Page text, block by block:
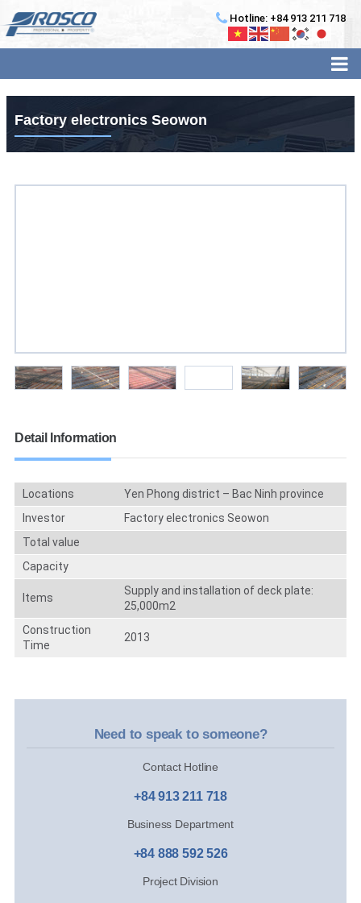
Hotline: +84 913 211 718
Factory electronics Seowon
Detail Information
Locations
Yen Phong district – Bac Ninh province
Investor
Factory electronics Seowon
Total value
Capacity
Items
Supply and installation of deck plate:
25,000m2
Construction
Time
2013
Need to speak to someone?
Contact Hotline
+84 913 211 718
Business Department
+84 888 592 526
Project Division